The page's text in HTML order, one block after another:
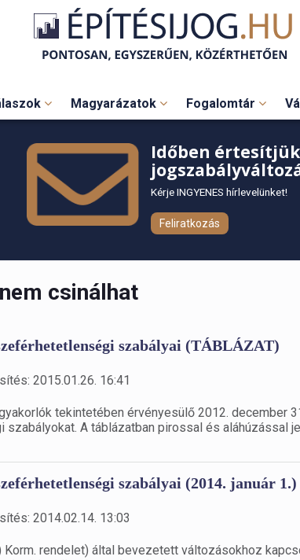
Magyarázatok Fogalomtár
Időben
Kérje INGYENES hírlevelünket!
Feliratkozás
csinálhat
szabályai (TÁBLÁZAT)
2015.01.26. 16:41
tekintetében érvényesülő 2012. december
A táblázatban pirossal és aláhúzással
szabályai (2014. január 1.)
2014.02.14. 13:03
rendelet) által bevezetett változásokhoz